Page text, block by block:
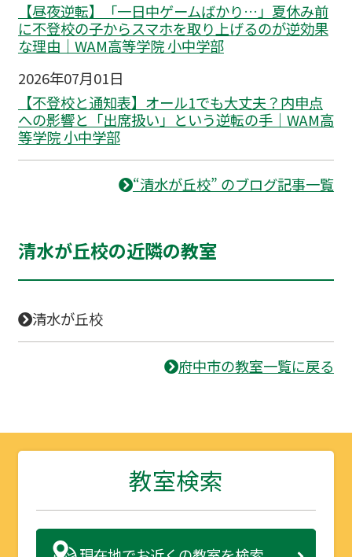
【昼夜逆転】「一日中ゲームばかり…」夏休み前
に不登校の子からスマホを取り上げるのが逆効果
な理由｜WAM高等学院 小中学部
2026年07月01日
【不登校と通知表】オール1でも大丈夫？内申点
への影響と「出席扱い」という逆転の手｜WAM高
等学院 小中学部
“清水が丘校” のブログ記事一覧
清水が丘校の近隣の教室
清水が丘校
府中市の教室一覧に戻る
教室検索